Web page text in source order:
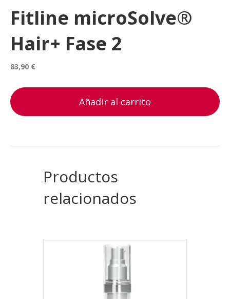
Fitline microSolve®
Hair+ Fase 2
83,90 €
Añadir al carrito
Productos
relacionados